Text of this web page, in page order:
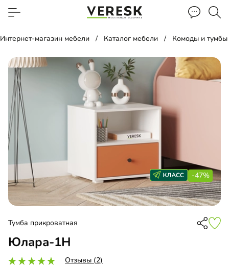
Интернет-магазин мебели Каталог мебели Комоды и тумбы
-47%
Тумба прикроватная
Юлара-1Н
Отзывы (2)